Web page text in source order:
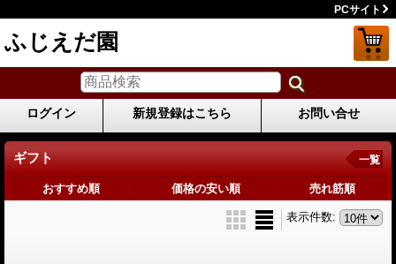
PCサイト
ふじえだ園
ログイン 新規登録はこちら お問い合せ
ギフト 一覧
おすすめ順 価格の安い順 売れ筋順
表示件数: